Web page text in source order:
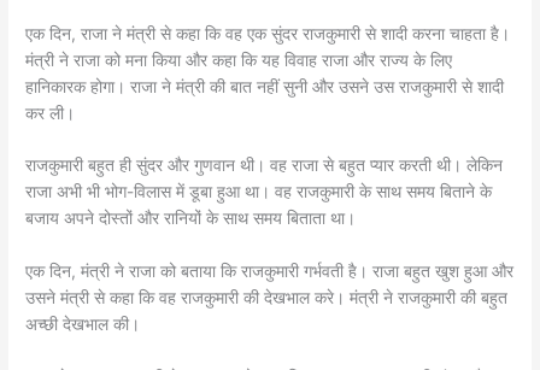
एक दिन, राजा ने मंत्री से कहा कि वह एक सुंदर राजकुमारी से शादी करना चाहता है।
मंत्री ने राजा को मना किया और कहा कि यह विवाह राजा और राज्य के लिए
हानिकारक होगा। राजा ने मंत्री की बात नहीं सुनी और उसने उस राजकुमारी से शादी
कर ली।
राजकुमारी बहुत ही सुंदर और गुणवान थी। वह राजा से बहुत प्यार करती थी। लेकिन
राजा अभी भी भोग-विलास में डूबा हुआ था। वह राजकुमारी के साथ समय बिताने के
बजाय अपने दोस्तों और रानियों के साथ समय बिताता था।
एक दिन, मंत्री ने राजा को बताया कि राजकुमारी गर्भवती है। राजा बहुत खुश हुआ और
उसने मंत्री से कहा कि वह राजकुमारी की देखभाल करे। मंत्री ने राजकुमारी की बहुत
अच्छी देखभाल की।